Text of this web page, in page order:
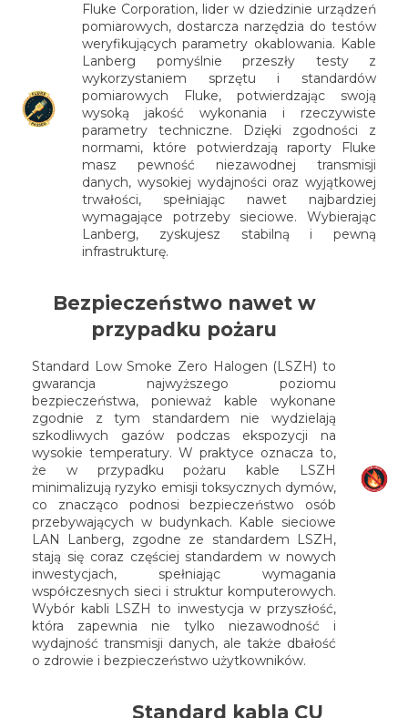
Fluke Corporation, lider w dziedzinie urządzeń
pomiarowych, dostarcza narzędzia do testów
weryfikujących parametry okablowania. Kable
Lanberg pomyślnie przeszły testy z
wykorzystaniem sprzętu i standardów
pomiarowych Fluke, potwierdzając swoją
wysoką jakość wykonania i rzeczywiste
parametry techniczne. Dzięki zgodności z
normami, które potwierdzają raporty Fluke
masz pewność niezawodnej transmisji
danych, wysokiej wydajności oraz wyjątkowej
trwałości, spełniając nawet najbardziej
wymagające potrzeby sieciowe. Wybierając
Lanberg, zyskujesz stabilną i pewną
infrastrukturę.
Bezpieczeństwo nawet w
przypadku pożaru
Standard Low Smoke Zero Halogen (LSZH) to
gwarancja najwyższego poziomu
bezpieczeństwa, ponieważ kable wykonane
zgodnie z tym standardem nie wydzielają
szkodliwych gazów podczas ekspozycji na
wysokie temperatury. W praktyce oznacza to,
że w przypadku pożaru kable LSZH
minimalizują ryzyko emisji toksycznych dymów,
co znacząco podnosi bezpieczeństwo osób
przebywających w budynkach. Kable sieciowe
LAN Lanberg, zgodne ze standardem LSZH,
stają się coraz częściej standardem w nowych
inwestycjach, spełniając wymagania
współczesnych sieci i struktur komputerowych.
Wybór kabli LSZH to inwestycja w przyszłość,
która zapewnia nie tylko niezawodność i
wydajność transmisji danych, ale także dbałość
o zdrowie i bezpieczeństwo użytkowników.
Standard kabla CU